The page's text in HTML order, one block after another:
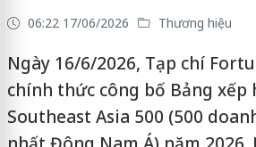
06:22 17/06/2026 Thương hiệu
Ngày 16/6/2026, Tạp chí
chính thức công bố Bảng xếp
Southeast Asia 500 (500